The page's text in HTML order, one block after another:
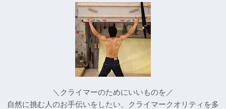
＼クライマーのためにいいものを／
自然に挑む人のお手伝いをしたい。クライマークオリティを多